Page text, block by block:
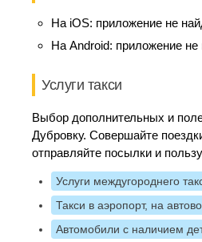
На iOS: приложение не
На Android: приложение не
Услуги такси
Выбор дополнительных и
Дубровку. Совершайте
отправляйте посылки и
Услуги междугороднего
Такси в аэропорт, на
Автомобили с наличием